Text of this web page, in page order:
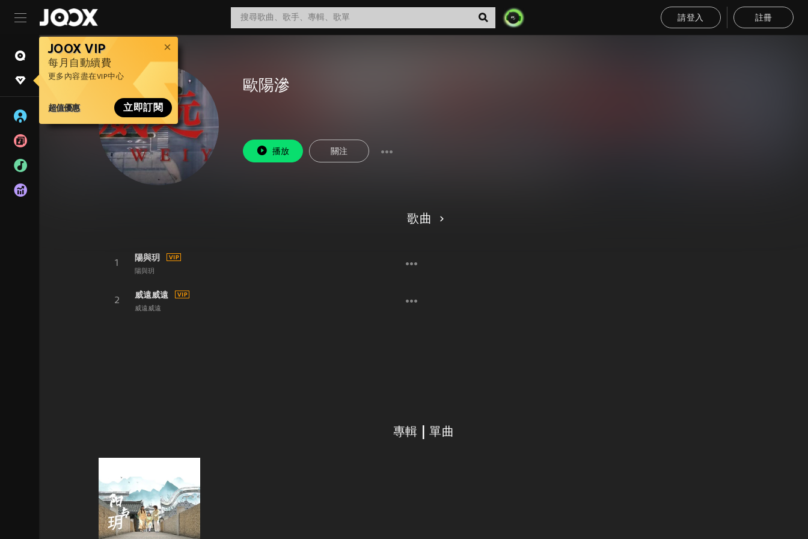
請登入 註冊
JOOX VIP
每月自動續費
更多內容盡在VIP中心
超值優惠 立即訂閱
歐陽滲
播放 關注
歌曲
1
陽與玥
陽與玥
2
威遠威遠
威遠威遠
專輯 | 單曲